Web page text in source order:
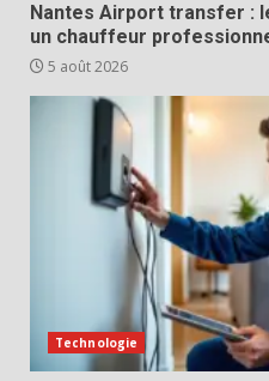
Nantes Airport transfer :
un chauffeur
5 août 2026
Technologie